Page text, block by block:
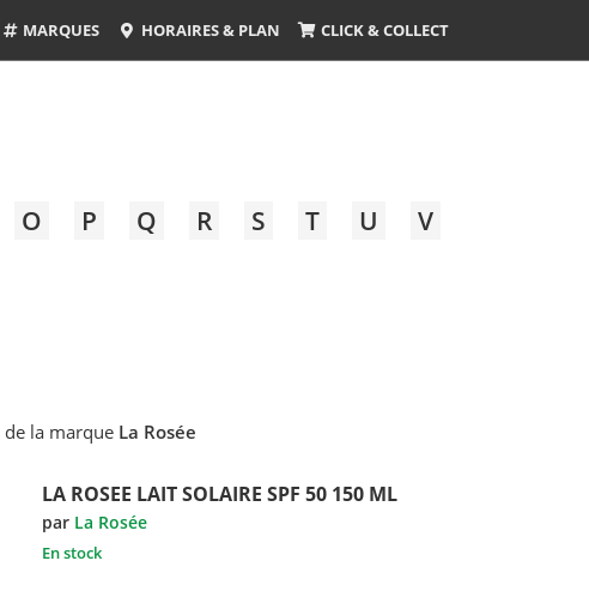
MARQUES HORAIRES & PLAN CLICK & COLLECT
O P Q R S T U
V
de la marque La Rosée
LA ROSEE LAIT SOLAIRE SPF 50 150 ML
par La Rosée
En stock